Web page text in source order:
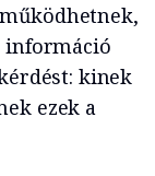
információ
kinek
ezek a